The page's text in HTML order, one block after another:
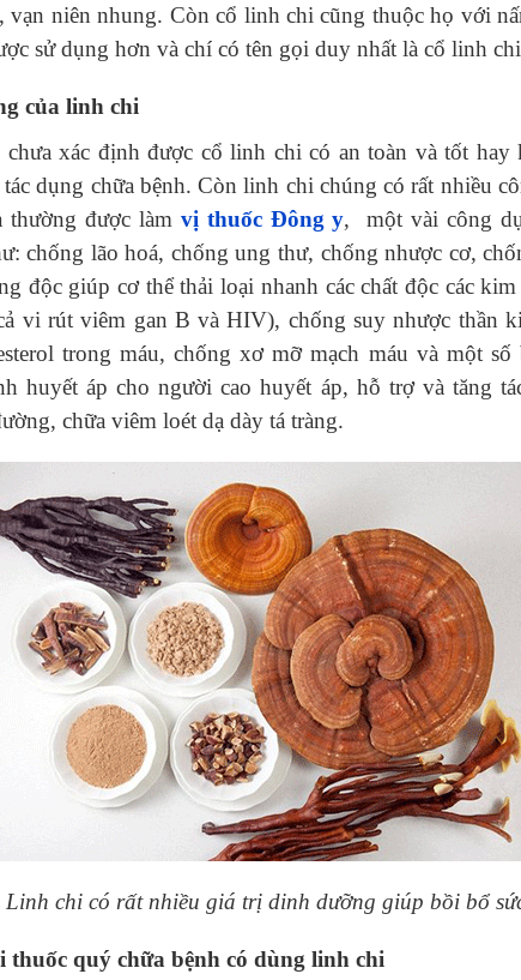
vạn niên nhung. Còn cổ linh chi cũng thuộc họ với
sử dụng hơn và chí có tên gọi duy nhất là cổ linh
của linh chi
xác định được cổ linh chi có an toàn và tốt hay
dụng chữa bệnh. Còn linh chi chúng có rất nhiều
thường được làm vị thuốc Đông y,
một vài công
chống lão hoá, chống ung thư, chống nhược cơ,
độc giúp cơ thể thải loại nhanh các chất độc các
vi rút viêm gan B và HIV), chống suy nhược thần
trong máu, chống xơ mỡ mạch máu và một số
huyết áp cho người cao huyết áp, hỗ trợ và tăng
chữa viêm loét dạ dày tá tràng.
Linh chi có rất nhiều giá trị dinh dưỡng giúp bồi bổ
thuốc quý chữa bệnh có dùng linh chi